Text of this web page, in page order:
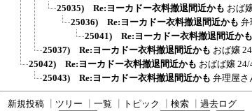
25035) Re:ヨーカドー衣料撤退間近かも おば
25036) Re:ヨーカドー衣料撤退間近かも 弁
25041) Re:ヨーカドー衣料撤退間近かも
25037) Re:ヨーカドー衣料撤退間近かも おば嬢
25042) Re:ヨーカドー衣料撤退間近かも おばば嬢 24/
25043) Re:ヨーカドー衣料撤退間近かも 弁理屋さ
新規投稿 ツリー 一覧 トピック 検索 過去ログ